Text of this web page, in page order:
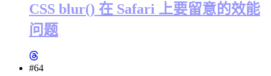
CSS blur() 在 Safari 上要留意的效能
问题
#64